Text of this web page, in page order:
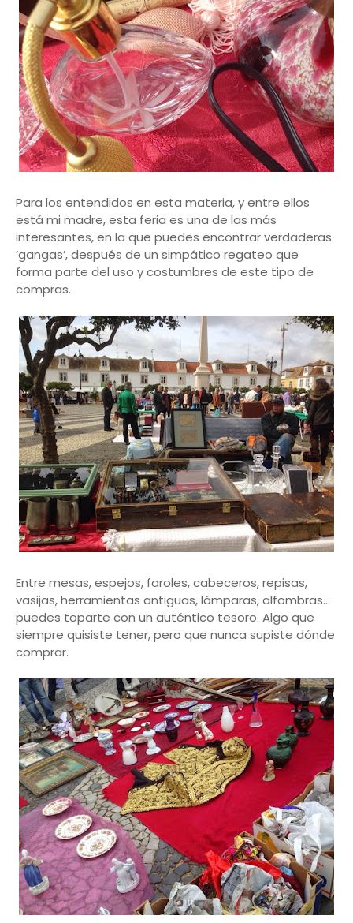
Para los entendidos en esta materia, y entre ellos
está mi madre, esta feria es una de las más
interesantes, en la que puedes encontrar verdaderas
‘gangas’, después de un simpático regateo que
forma parte del uso y costumbres de este tipo de
compras.
Entre mesas, espejos, faroles, cabeceros, repisas,
vasijas, herramientas antiguas, lámparas, alfombras…
puedes toparte con un auténtico tesoro. Algo que
siempre quisiste tener, pero que nunca supiste dónde
comprar.